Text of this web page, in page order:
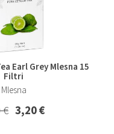
Earl Grey Mlesna 15
Filtri
Mlesna
€ 3,20 €